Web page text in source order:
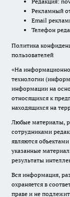
Рекламный
Email
Телефон
Политика
пользователей
«На
технологии
информации на
относящихся к
находящихся на
Любые материалы,
сотрудниками
являются
указанные
результаты
Вся информация,
охраняется в
праве и не